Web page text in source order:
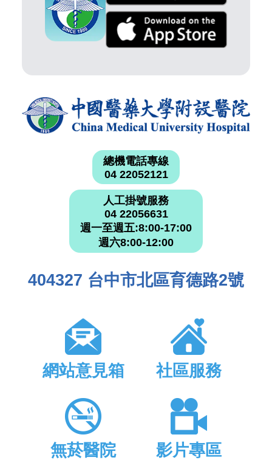
總機電話專線
04 22052121
人工掛號服務
04 22056631
週一至週五:8:00-17:00
週六8:00-12:00
404327 台中市北區育德路2號
網站意見箱 社區服務
無菸醫院 影片專區